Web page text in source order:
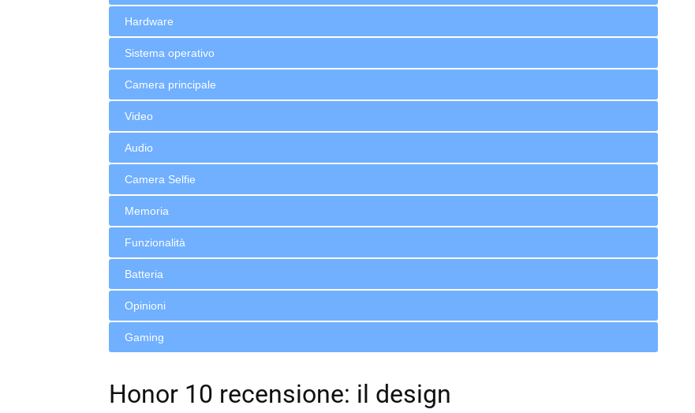
Hardware
Sistema operativo
Camera principale
Video
Audio
Camera Selfie
Memoria
Funzionalità
Batteria
Opinioni
Gaming
Honor 10 recensione: il design